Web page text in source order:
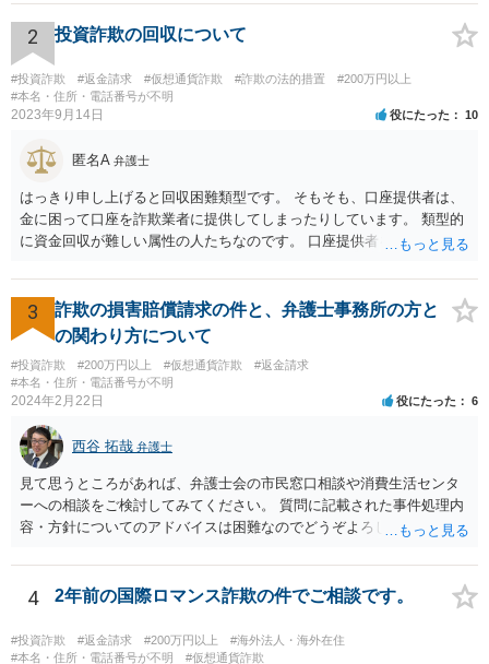
2 投資詐欺の回収について
#投資詐欺 #返金請求 #仮想通貨詐欺 #詐欺の法的措置
#200万円以上
#本名・住所・電話番号が不明
2023年9月14日 役にたった 10
匿名A 弁護士
はっきり申し上げると回収困難類型です。 そもそも、口座提供者は、
金に困って口座を詐欺業者に提供してしまったりしています。 類型的
に資金回収が難しい属性の人たちなのです。 口座提供者を訴えた場
か、共同不法行為が成立するのかなども問題となります。 裁判所の目
も現状シビアにみられているなというのが感触です。 くわえて、SNS
等で詐欺行為を行った人物についてはそもそも特定が困難な場合が多
いです。 そのため、私は、この手の事件の弁護団に属していますが、
回収は困難であることを明言した上で、それでも依頼する意思がある
かを確認した上で事件に着手して進めています。
3
詐欺の損害賠償請求の件と、弁護士事務所の方と
の関わり方について
#投資詐欺 #200万円以上 #仮想通貨詐欺
#返金請求
#本名・住所・電話番号が不明
2024年2月22日 役にたった 6
西谷 拓哉 弁護士
見て思うところがあれば、弁護士会の市民窓口相談や消費生活センタ
ーへの相談をご検討してみてください。 質問に記載された事件処理内
容・方針についてのアドバイスは困難なのでどうぞよろしくお願い致
4 2年前の国際ロマンス詐欺の件でご相談です。
#投資詐欺 #返金請求 #200万円以上
#海外法人・海外在住
#本名・住所・電話番号が不明
#仮想通貨詐欺